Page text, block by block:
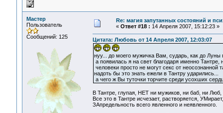
Мастер
Пользователь
Сообщений: 125
Re: магия запутанных состояний и
« Ответ #18 : 14 Апреля 2007, 15:12:23 »
Цитата: Любовь от 14 Апреля 2007, 12:03:07
нуу... до моего мужичка Вам, сударь, как до Луны
а появилась я на свет благодаря именно Тантре,
человеки просто не могут секс от
надоть бы это знать ежели в Тантру ударились...
а чего ж Вы туточки торчите среди усохших
В Тантре, глупая, НЕТ ни мужиков, ни баб, ни
Все это в Тантре исчезает, растворяется,
ЗАпредельность всего явленного и неявленного.